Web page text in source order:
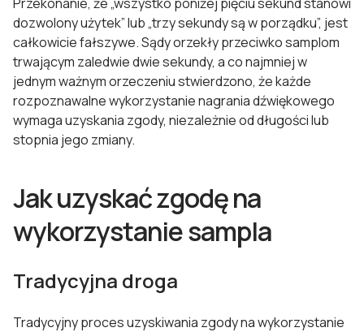
dozwolony użytek” lub „trzy sekundy są w porządku”, jest
całkowicie fałszywe. Sądy orzekły przeciwko samplom
trwającym zaledwie dwie sekundy, a co najmniej w
jednym ważnym orzeczeniu stwierdzono, że każde
rozpoznawalne wykorzystanie nagrania dźwiękowego
wymaga uzyskania zgody, niezależnie od długości lub
stopnia jego zmiany.
Jak uzyskać zgodę na
wykorzystanie sampla
Tradycyjna droga
Tradycyjny proces uzyskiwania zgody na wykorzystanie